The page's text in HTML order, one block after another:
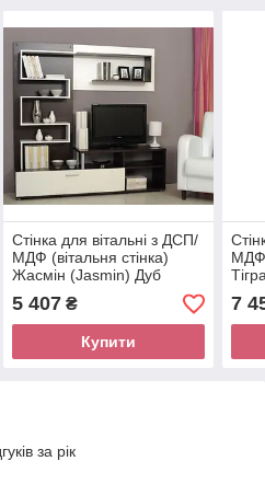
Стінка для вітальні з ДСП/
МДФ (вітальня стінка)
Жасмін (Jasmin) Дуб
сонома шоколад/білий
титан ВМВ Холдінг
5 407₴
Купити
МДФ
ВМВ
7
за рік